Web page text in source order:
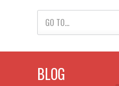
GO TO...
BLOG